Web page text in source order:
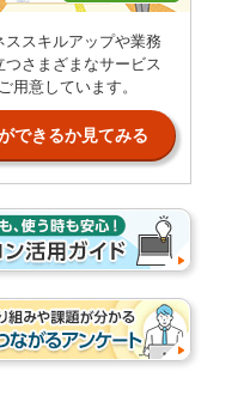
ススキルアップや業務
つさまざまなサービス
用意しています。
できるか見てみる